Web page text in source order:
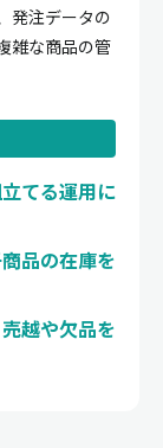
発注データの
雑な商品の管
てる運用に
品の在庫を
越や欠品を